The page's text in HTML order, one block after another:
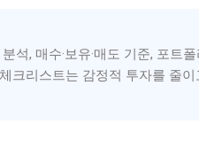
석, 매수·보유·매도 기준, 포트
크리스트는 감정적 투자를 줄이